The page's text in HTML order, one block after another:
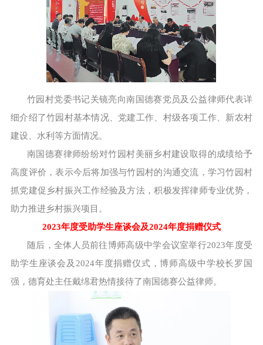
竹园村党委书记关镜亮向南国德赛党员及公益律师代表详
细介绍了竹园村基本情况、党建工作、村级各项工作、新农村
建设、水利等方面情况。
南国德赛律师纷纷对竹园村美丽乡村建设取得的成绩给予
高度评价，表示今后将加强与竹园村的沟通交流，学习竹园村
抓党建促乡村振兴工作经验及方法，积极发挥律师专业优势，
助力推进乡村振兴项目。
2023年度受助学生座谈会及2024年度捐赠仪式
随后，全体人员前往博师高级中学会议室举行2023年度受
助学生座谈会及2024年度捐赠仪式，博师高级中学校长罗国
强，德育处主任戴绵君热情接待了南国德赛公益律师。